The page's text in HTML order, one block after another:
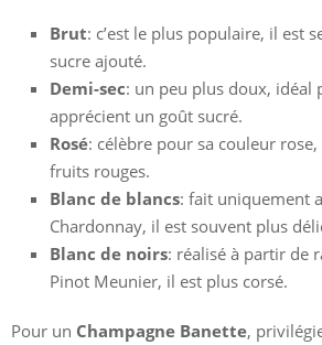
Brut: c’est le plus populaire, il est
sucre ajouté.
Demi-sec: un peu plus doux, idéal
apprécient un goût sucré.
Rosé: célèbre pour sa couleur
fruits rouges.
Blanc de blancs: fait uniquement
Chardonnay, il est souvent plus
Blanc de noirs: réalisé à partir de
Pinot Meunier, il est plus corsé.
Pour un Champagne Banette,